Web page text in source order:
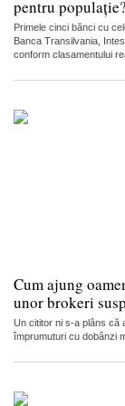
pentru populație?
Primele cinci bănci cu
Banca Transilvania,
conform clasamentului
Cum ajung
unor brokeri
Un cititor ni s-a plâns că
împrumuturi cu dobânzi